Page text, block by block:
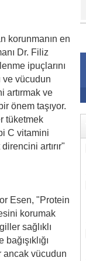
korunmanın en
Dr. Filiz
ipuçlarını
ve vücudun
artırmak ve
önem taşıyor.
tüketmek
C vitamini
artırır"
Esen, "Protein
korumak
sağlıklı
ancak vücudun